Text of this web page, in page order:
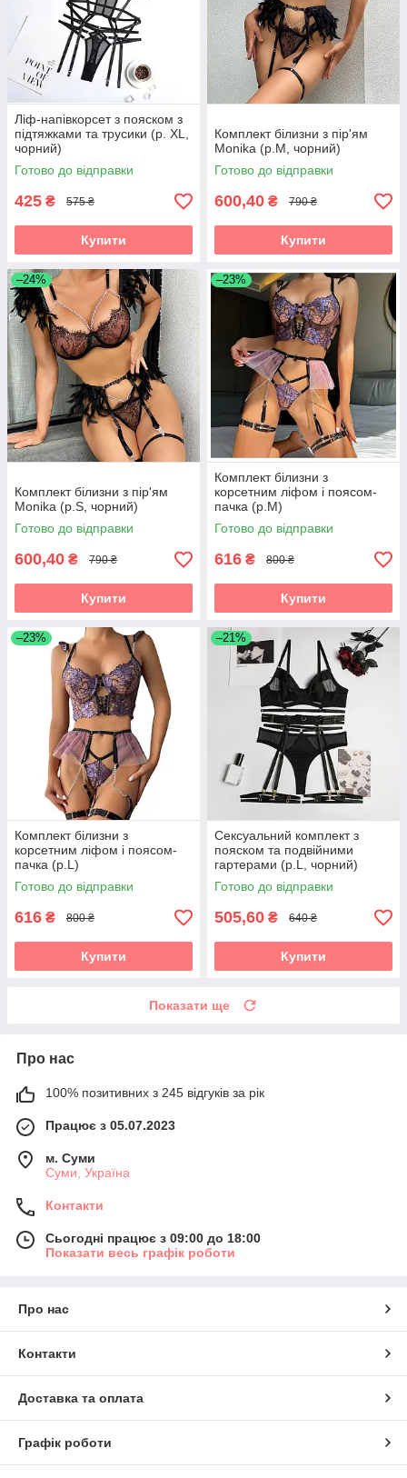
Ліф-напівкорсет з пояском з
підтяжками та трусики (р. XL,
чорний)
Готово до відправки
425 ₴ 575 ₴
Купити
Комплект білизни з пір'ям
Monika (р.M, чорний)
Готово до відправки
600,40 ₴ 790 ₴
Купити
–24%
Комплект білизни з пір'ям
Monika (р.S, чорний)
Готово до відправки
600,40 ₴ 790 ₴
Купити
–23%
Комплект білизни з
корсетним ліфом і поясом-
пачка (р.M)
Готово до відправки
616 ₴ 800 ₴
Купити
–23%
Комплект білизни з
корсетним ліфом і поясом-
пачка (р.L)
Готово до відправки
616 ₴ 800 ₴
Купити
–21%
Сексуальний комплект з
пояском та подвійними
гартерами (р.L, чорний)
Готово до відправки
505,60 ₴ 640 ₴
Купити
Показати ще
Про нас
100% позитивних з 245 відгуків за рік
Працює з 05.07.2023
м. Суми
Суми, Україна
Контакти
Сьогодні працює з 09:00 до 18:00
Показати весь графік роботи
Про нас
Контакти
Доставка та оплата
Графік роботи